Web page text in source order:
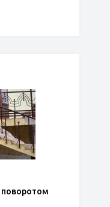
поворотом